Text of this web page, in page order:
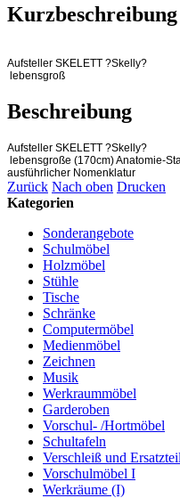
Kurzbeschreibung
Aufsteller SKELETT ?Skelly?
lebensgroß
Beschreibung
Aufsteller SKELETT ?Skelly?
lebensgroße (170cm) Anatomie-
ausführlicher Nomenklatur
Zurück Nach oben Drucken
Kategorien
Sonderangebote
Schulmöbel
Holzmöbel
Stühle
Tische
Schränke
Computermöbel
Medienmöbel
Zeichnen
Musik
Werkraummöbel
Garderoben
Vorschul- /Hortmöbel
Schultafeln
Verschleiß und
Vorschulmöbel I
Werkräume (I)